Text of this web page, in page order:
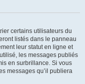
certains utilisateurs du
listés dans le panneau
leur statut en ligne et
les messages publiés
en surbrillance. Si vous
messages qu’il publiera